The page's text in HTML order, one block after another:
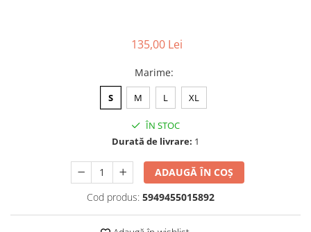
135,00 Lei
Marime:
S M L XL
ÎN STOC
Durată de livrare: 1
ADAUGĂ ÎN COȘ
Cod produs: 5949455015892